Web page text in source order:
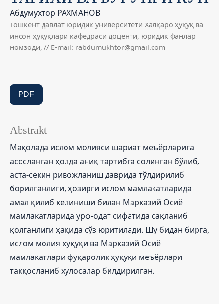
Абдумухтор РАХМАНОВ
Тошкент давлат юридик университети Халқаро ҳуқуқ ва
инсон ҳуқуқлари кафедраси доценти, юридик фанлар
номзоди, // E-mail: rabdumukhtor@gmail.com
PDF
Abstrakt
Мақолада ислом молияси шариат меъёрларига
асосланган ҳолда аниқ тартибга солинган бўлиб,
аста-секин ривожланиш даврида тўлдирилиб
борилганлиги, ҳозирги ислом мамлакатларида
амал қилиб келиниши билан Марказий Осиё
мамлакатларида урф-одат сифатида сақланиб
қолганлиги ҳақида сўз юритилади. Шу бидан бирга,
ислом молия ҳуқуқи ва Марказий Осиё
мамлакатлари фуқаролик ҳуқуқи меъёрлари
таққосланиб хулосалар билдирилган.